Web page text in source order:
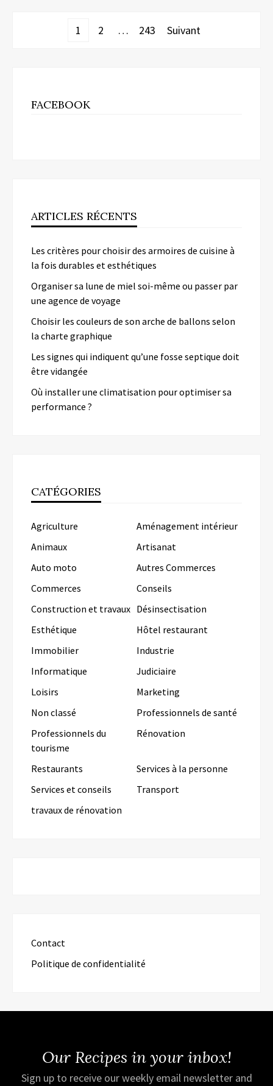
Pagination
1 2 … 243 Suivant
FACEBOOK
ARTICLES RÉCENTS
Les critères pour choisir des armoires de cuisine à
la fois durables et esthétiques
Organiser sa lune de miel soi-même ou passer par
une agence de voyage
Choisir les couleurs de son arche de ballons selon
la charte graphique
Les signes qui indiquent qu’une fosse septique doit
être vidangée
Où installer une climatisation pour optimiser sa
performance ?
CATÉGORIES
Agriculture
Aménagement intérieur
Animaux
Artisanat
Auto moto
Autres Commerces
Commerces
Conseils
Construction et travaux Désinsectisation
Esthétique
Hôtel restaurant
Immobilier
Industrie
Informatique
Judiciaire
Loisirs
Marketing
Non classé
Professionnels de santé
Professionnels du
tourisme
Rénovation
Restaurants
Services à la personne
Services et conseils
Transport
travaux de rénovation
Contact
Politique de confidentialité
Our Recipes in your inbox!
Sign up to receive our weekly email newsletter and